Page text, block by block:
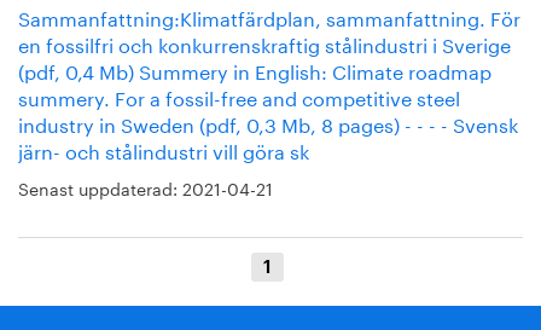
Sammanfattning:Klimatfärdplan, sammanfattning. För
en fossilfri och konkurrenskraftig stålindustri i Sverige
(pdf, 0,4 Mb) Summery in English: Climate roadmap
summery. For a fossil-free and competitive steel
industry in Sweden (pdf, 0,3 Mb, 8 pages) - - - - Svensk
järn- och stålindustri vill göra sk
Senast uppdaterad: 2021-04-21
1